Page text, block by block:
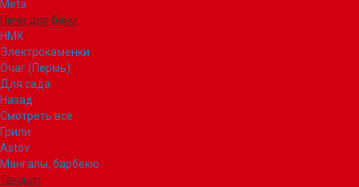
Meta
Печи для бани
НМК
Электрокаменки
Очаг (Пермь)
Для сада
Назад
Смотреть все
Грили
Astov
Мангалы, барбекю
Тандыр